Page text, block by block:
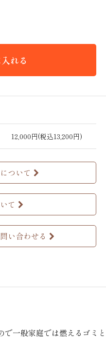
れる
12,000円(税込13,200円)
ついて
て
い合わせる
一般家庭では燃えるゴミと